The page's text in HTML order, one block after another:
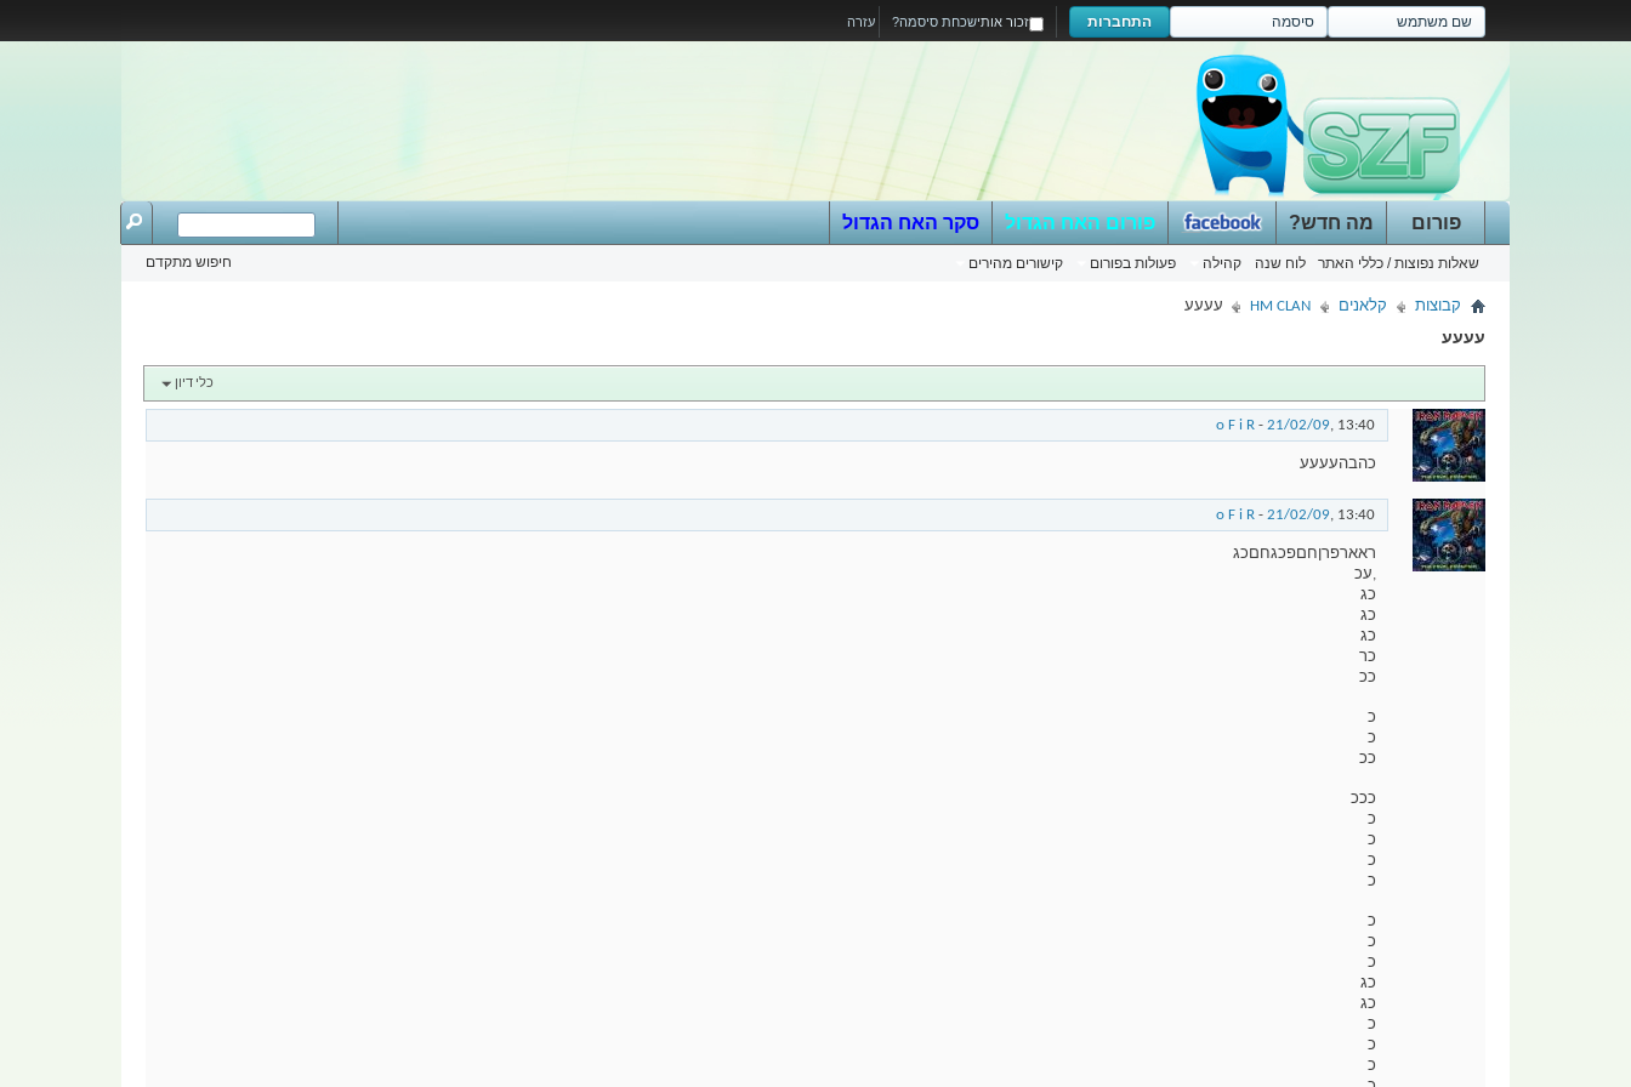
עזרה התחברות זכור אותישכחת סיסמה?
פורום
שאלות נפוצות / כללי האתר לוח שנה קהילה פעולות בפורום קישורים מהירים
מה חדש? פורום האח הגדול סקר האח הגדול
חיפוש מתקדם
קבוצות קלאנים HM CLAN עעעע
עעעע
כלי דיון
o F i R - 21/02/09, 13:40
כהבהעעעע
o F i R - 21/02/09, 13:40
ראארפרןחםפכגחםכג
,עכ
כג
כג
כג
כר
ככ
כ
כ
ככ
כככ
כ
כ
כ
כ
כ
כ
כ
כג
כג
כ
כ
כ